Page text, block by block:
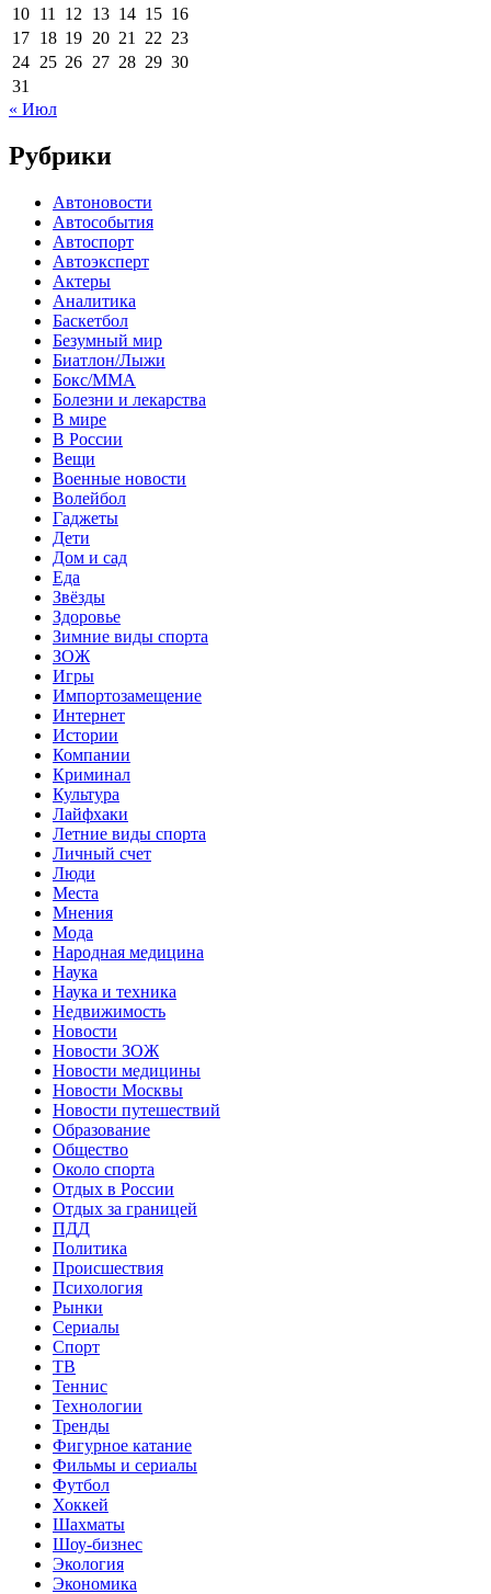
10 11 12 13 14 15 16
17 18 19 20 21 22 23
24 25 26 27 28 29 30
31
« Июл
Рубрики
Автоновости
Автособытия
Автоспорт
Автоэксперт
Актеры
Аналитика
Баскетбол
Безумный мир
Биатлон/Лыжи
Бокс/MMA
Болезни и лекарства
В мире
В России
Вещи
Военные новости
Волейбол
Гаджеты
Дети
Дом и сад
Еда
Звёзды
Здоровье
Зимние виды спорта
ЗОЖ
Игры
Импортозамещение
Интернет
Истории
Компании
Криминал
Культура
Лайфхаки
Летние виды спорта
Личный счет
Люди
Места
Мнения
Мода
Народная медицина
Наука
Наука и техника
Недвижимость
Новости
Новости ЗОЖ
Новости медицины
Новости Москвы
Новости путешествий
Образование
Общество
Около спорта
Отдых в России
Отдых за границей
ПДД
Политика
Происшествия
Психология
Рынки
Сериалы
Спорт
ТВ
Теннис
Технологии
Тренды
Фигурное катание
Фильмы и сериалы
Футбол
Хоккей
Шахматы
Шоу-бизнес
Экология
Экономика